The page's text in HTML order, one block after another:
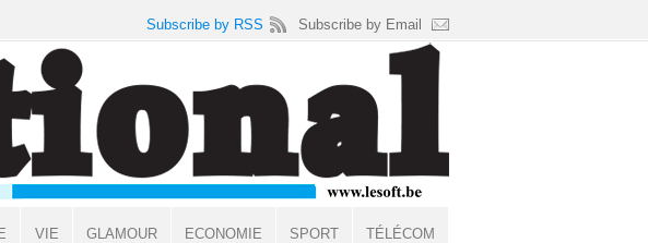
Subscribe by RSS Subscribe by Email
VIE GLAMOUR ECONOMIE SPORT TÉLÉCOM